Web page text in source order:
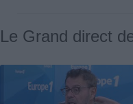
Le Grand direct